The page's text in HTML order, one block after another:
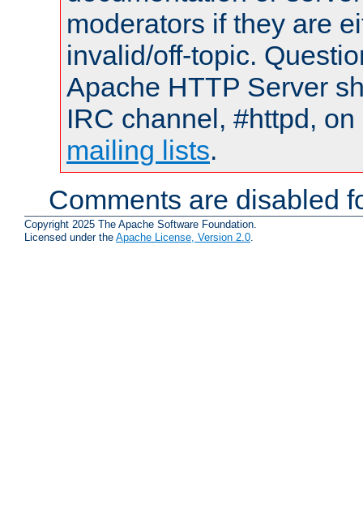
moderators if they are
invalid/off-topic.
Apache HTTP Server
IRC channel, #httpd,
mailing lists.
Comments are disabled
Copyright 2025 The Apache Software Foundation.
Licensed under the Apache License, Version 2.0.